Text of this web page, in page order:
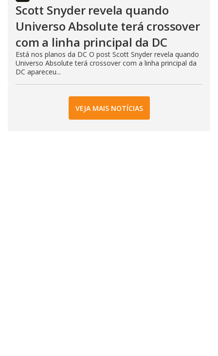
Scott Snyder revela quando
Universo Absolute terá crossover
com a linha principal da DC
Está nos planos da DC O post Scott Snyder revela quando
Universo Absolute terá crossover com a linha principal da
DC apareceu...
VEJA MAIS NOTÍCIAS